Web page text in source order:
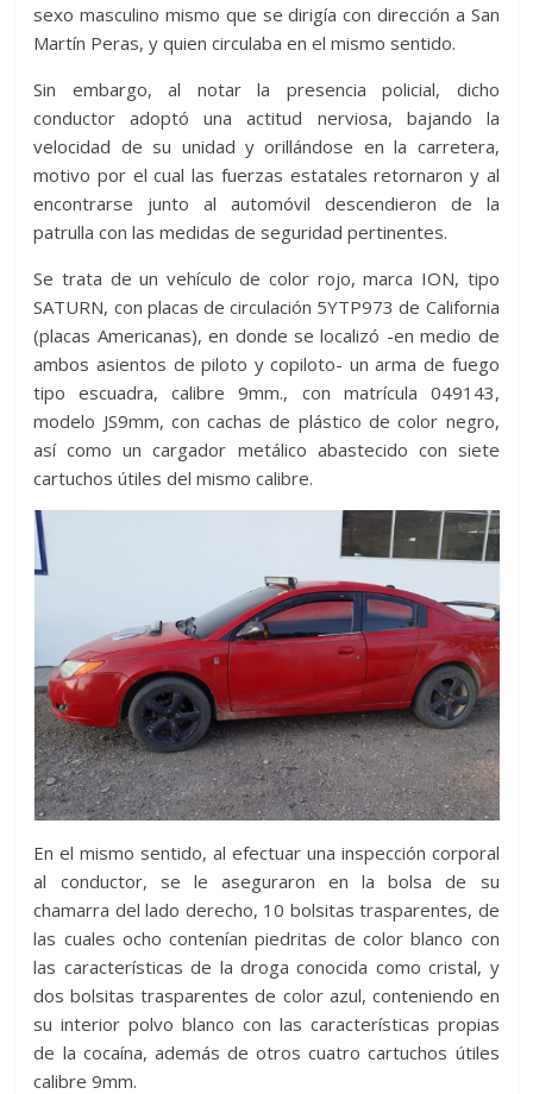
sexo masculino mismo que se dirigía con dirección a San
Martín Peras, y quien circulaba en el mismo sentido.
Sin embargo, al notar la presencia policial, dicho
conductor adoptó una actitud nerviosa, bajando la
velocidad de su unidad y orillándose en la carretera,
motivo por el cual las fuerzas estatales retornaron y al
encontrarse junto al automóvil descendieron de la
patrulla con las medidas de seguridad pertinentes.
Se trata de un vehículo de color rojo, marca ION, tipo
SATURN, con placas de circulación 5YTP973 de California
(placas Americanas), en donde se localizó -en medio de
ambos asientos de piloto y copiloto- un arma de fuego
tipo escuadra, calibre 9mm., con matrícula 049143,
modelo JS9mm, con cachas de plástico de color negro,
así como un cargador metálico abastecido con siete
cartuchos útiles del mismo calibre.
En el mismo sentido, al efectuar una inspección corporal
al conductor, se le aseguraron en la bolsa de su
chamarra del lado derecho, 10 bolsitas trasparentes, de
las cuales ocho contenían piedritas de color blanco con
las características de la droga conocida como cristal, y
dos bolsitas trasparentes de color azul, conteniendo en
su interior polvo blanco con las características propias
de la cocaína, además de otros cuatro cartuchos útiles
calibre 9mm.